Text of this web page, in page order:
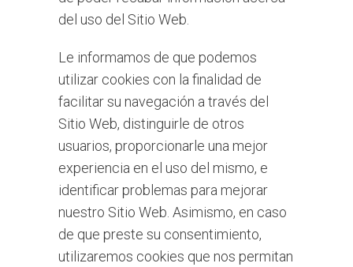
del uso del Sitio Web.
Le informamos de que podemos
utilizar cookies con la finalidad de
facilitar su navegación a través del
Sitio Web, distinguirle de otros
usuarios, proporcionarle una mejor
experiencia en el uso del mismo, e
identificar problemas para mejorar
nuestro Sitio Web. Asimismo, en caso
de que preste su consentimiento,
utilizaremos cookies que nos permitan